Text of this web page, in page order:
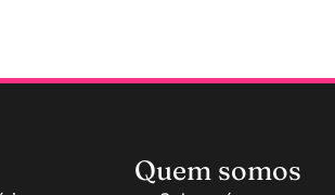
Quem somos